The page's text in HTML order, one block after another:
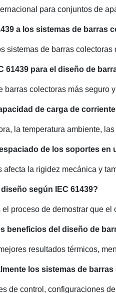
para conjuntos de
a los sistemas de barras
sistemas de barras
61439 para el diseño de
barras colectoras más
de carga de
la temperatura ambiente,
de los soportes en
afecta la rigidez mecánica y
según IEC 61439?
proceso de demostrar que
beneficios del diseño de
resultados térmicos,
los sistemas de
de control, configuraciones